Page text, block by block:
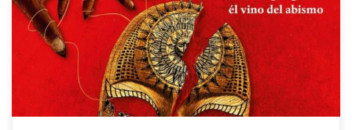
escaparates a civilizaciones, pues en ellos podemos encontrar
una gran diversidad de temas, moralidades, sociedades… Girma
es una autora etíope que muestra su cultura (lo nativo impactado
por lo […]